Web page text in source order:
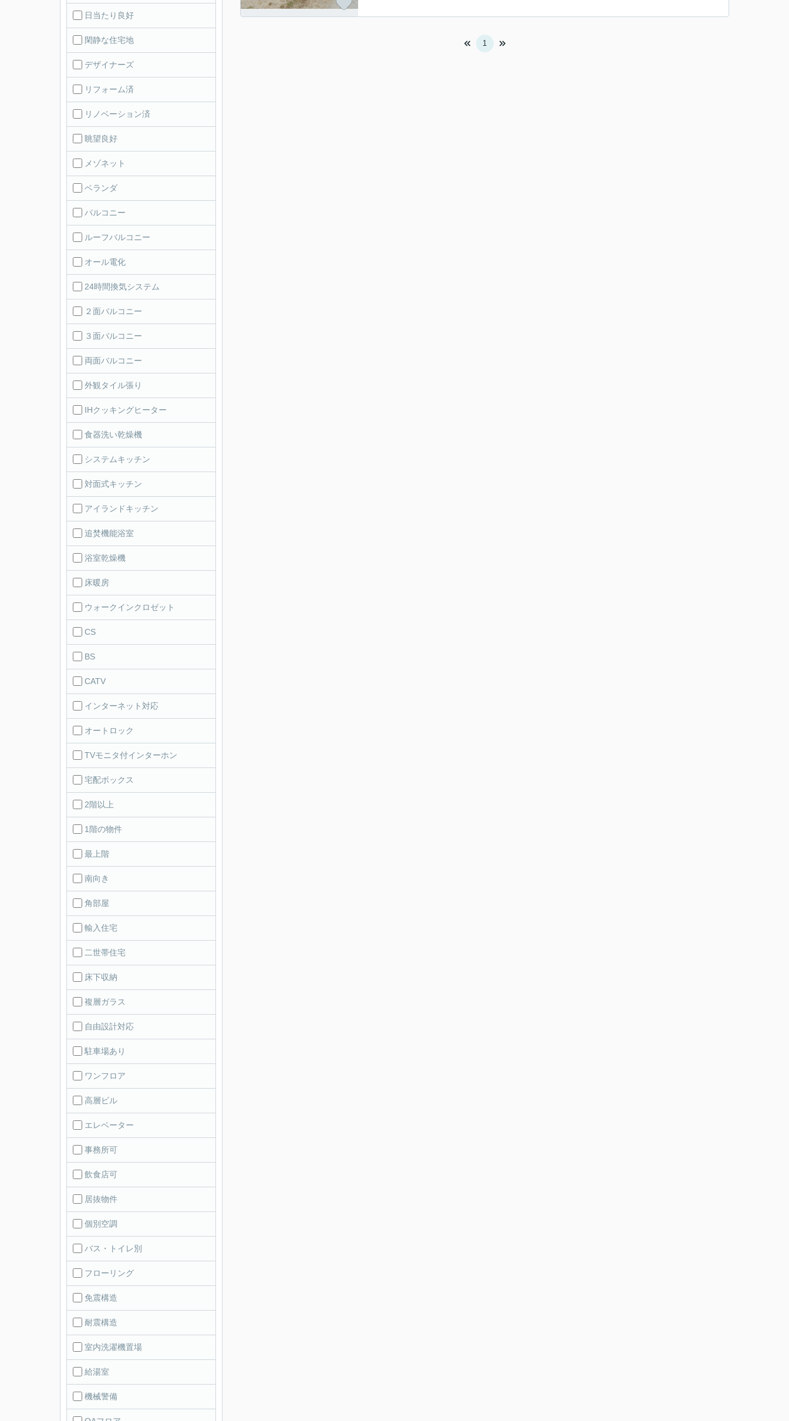
1
日当たり良好
閑静な住宅地
デザイナーズ
リフォーム済
リノベーション済
眺望良好
メゾネット
ベランダ
バルコニー
ルーフバルコニー
オール電化
24時間換気システム
２面バルコニー
３面バルコニー
両面バルコニー
外観タイル張り
IHクッキングヒーター
食器洗い乾燥機
システムキッチン
対面式キッチン
アイランドキッチン
追焚機能浴室
浴室乾燥機
床暖房
ウォークインクロゼット
CS
BS
CATV
インターネット対応
オートロック
TVモニタ付インターホン
宅配ボックス
2階以上
1階の物件
最上階
南向き
角部屋
輸入住宅
二世帯住宅
床下収納
複層ガラス
自由設計対応
駐車場あり
ワンフロア
高層ビル
エレベーター
事務所可
飲食店可
居抜物件
個別空調
バス・トイレ別
フローリング
免震構造
耐震構造
室内洗濯機置場
給湯室
機械警備